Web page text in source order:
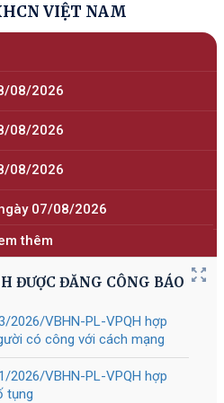
số 118/2025/NĐ-CP ngày
6 năm 2025 của Chính phủ
một cửa, một cửa liên thông
gia, được sửa đổi, bổ
bởi Nghị định số 367/2025/NĐ-
chi tiết một số điều của Luật
Nhà nước đối với doanh